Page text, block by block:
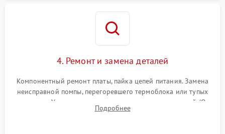
4. Ремонт и замена деталей
Компонентный ремонт платы, пайка цепей питания. Замена
неисправной помпы, перегоревшего термоблока или тупых
жерновов. Установка новых силиконовых уплотнителей (O-
ring) и тефлоновых трубок для надежного устранения
Подробнее